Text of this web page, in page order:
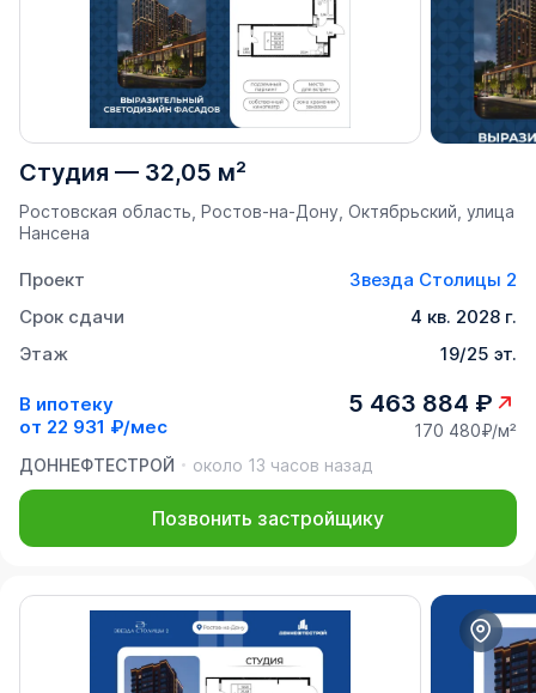
Студия — 32,05 м²
Ростовская область, Ростов-на-Дону, Октябрьский, улица
Нансена
Проект
Звезда Столицы 2
Срок сдачи
4 кв. 2028 г.
Этаж
19/25 эт.
В ипотеку
от 22 931 ₽/мес
5 463 884 ₽
170 480₽/м²
ДОННЕФТЕСТРОЙ
около 13 часов назад
Позвонить застройщику